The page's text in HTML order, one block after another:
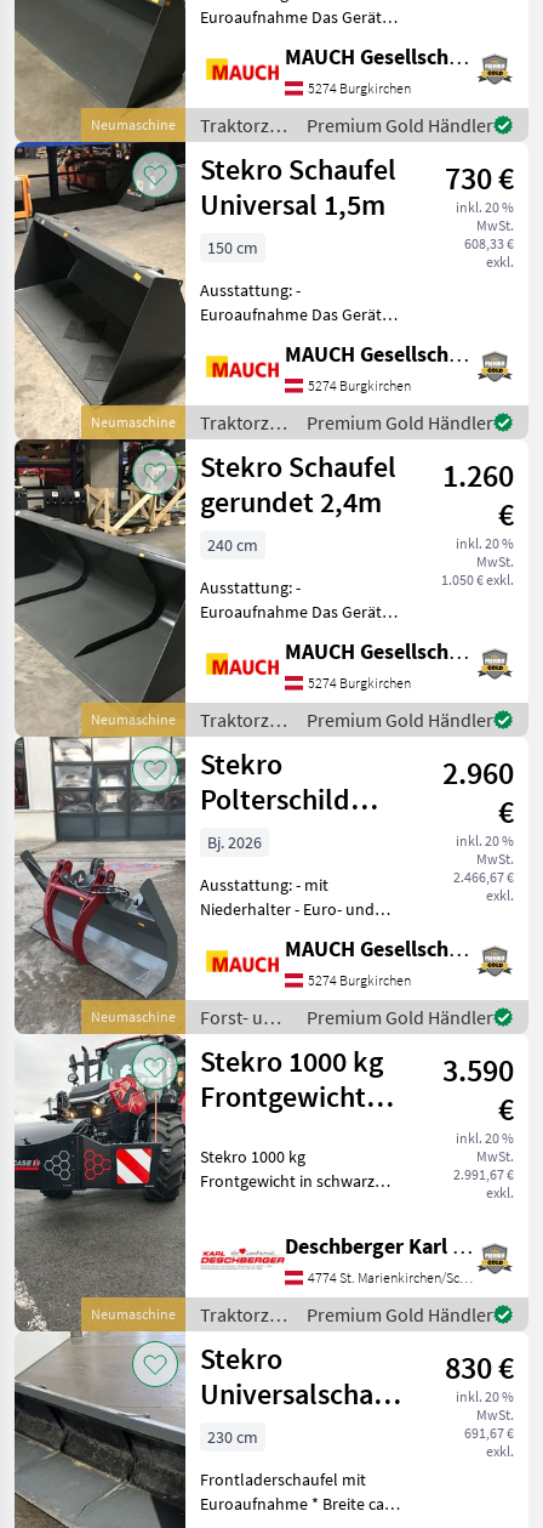
Neumaschine
Euroaufnahme Das Gerät
Damit ich mir ausreichend
Zeit für Sie nehmen kann,
bitte ich Sie mit mir
telefonisch oder
MAUCH Gesellschaft m.b.H. & Co.KG
5274 Burgkirchen
Traktorzubehör
/ Stekro
Premium Gold Händler
Neumaschine
Stekro Schaufel
Universal 1,5m
730 €
inkl. 20 %
MwSt.
608,33 €
exkl.
150 cm
Ausstattung: -
Euroaufnahme Das Gerät
Damit ich mir ausreichend
Zeit für Sie nehmen kann,
bitte ich Sie mit mir
telefonisch oder
MAUCH Gesellschaft m.b.H. & Co.KG
5274 Burgkirchen
Traktorzubehör
/ Stekro
Premium Gold Händler
Neumaschine
Stekro Schaufel
gerundet 2,4m
1.260
€
inkl. 20 %
MwSt.
1.050 € exkl.
240 cm
Ausstattung: -
Euroaufnahme Das Gerät
Damit ich mir ausreichend
Zeit für Sie nehmen kann,
bitte ich Sie mit mir
telefonisch oder
MAUCH Gesellschaft m.b.H. & Co.KG
5274 Burgkirchen
Traktorzubehör
/ Stekro
Premium Gold Händler
Neumaschine
Stekro
Polterschild
1,8m
2.960
€
inkl. 20 %
MwSt.
2.466,67 €
exkl.
Bj. 2026
Ausstattung: - mit
Niederhalter - Euro- und
Gerät ist in Burgkirchen
ausreichend Zeit für Sie
nehmen kann, bit
MAUCH Gesellschaft m.b.H. & Co.KG
5274 Burgkirchen
Forst- und
Holztechnik
/ Stekro
Premium Gold Händler
Neumaschine
Stekro 1000 kg
Frontgewicht
Werkzeugkiste
3.590
€
inkl. 20 %
MwSt.
2.991,67 €
exkl.
Stekro 1000 kg
Frontgewicht in schwarz
Begrenzungsleuchten mit
Warntfolien, Stoßstange
und Case IH Logo - Ihr
Ansprec
Deschberger Karl Landtechnik GesmbH & Co KG
4774 St. Marienkirchen/Schärding
Traktorzubehör
/ Stekro
Premium Gold Händler
Stekro
Universalschaufel
230 cm
830 €
inkl. 20 %
MwSt.
691,67 €
exkl.
230 cm
Frontladerschaufel mit
Euroaufnahme * Breite ca.